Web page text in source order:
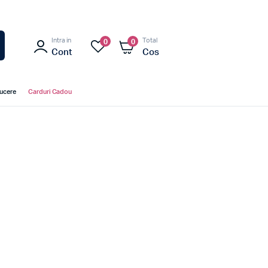
Intra in
Cont
0 Total
Cos
0
Carduri Cadou